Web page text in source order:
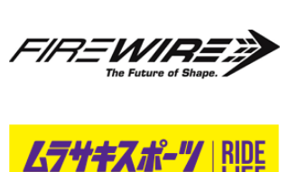
米山予報士
予報士 hiro.